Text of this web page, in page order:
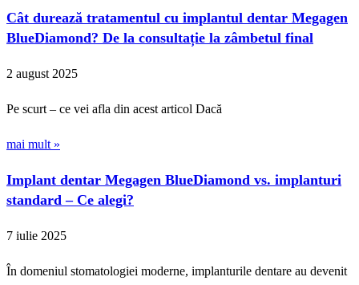
Cât durează tratamentul cu implantul dentar Megagen
BlueDiamond? De la consultație la zâmbetul final
2 august 2025
Pe scurt – ce vei afla din acest articol Dacă
mai mult »
Implant dentar Megagen BlueDiamond vs. implanturi
standard – Ce alegi?
7 iulie 2025
În domeniul stomatologiei moderne, implanturile dentare au devenit